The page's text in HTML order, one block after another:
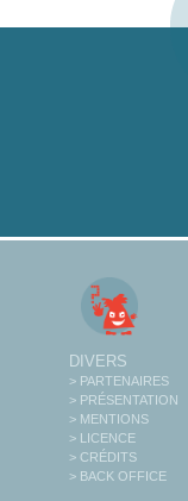
DIVERS
> PARTENAIRES
> PRÉSENTATION
> MENTIONS
> LICENCE
> CRÉDITS
> BACK OFFICE